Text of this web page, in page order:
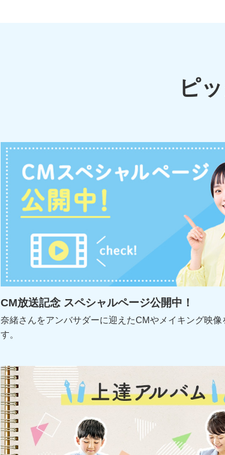
ピ
CM放送記念 スペシャルページ公開中！
奈緒さんをアンバサダーに迎えたCMやメイキング映像
す。